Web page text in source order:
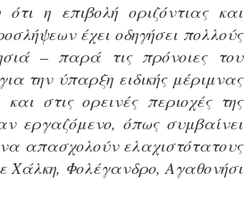
η επιβολή οριζόντιας και
έχει οδηγήσει πολλούς
– παρά τις πρόνοιες του
την ύπαρξη ειδικής μέριμνας
στις ορεινές περιοχές της
εργαζόμενο, όπως συμβαίνει
απασχολούν ελαχιστότατους
Χάλκη, Φολέγανδρο, Αγαθονήσι
ρεπορτάζ
"οργανισμός" της Δημοτικής Αστυνομίας!
προσλήψεις στην Δημοτική
γίνουν από το 2010. Δεκαέξι ολόκληρα
ακόμη και με αυτές τις προσλήψεις, δεν
των Δημοτικών Αστυνομικών που
προ της κατάργησης της υπηρεσίας με
πρωθυπουργού Κυριάκου Μητσοτάκη. Ας
Θεσσαλονίκης: Διμηνιαίος